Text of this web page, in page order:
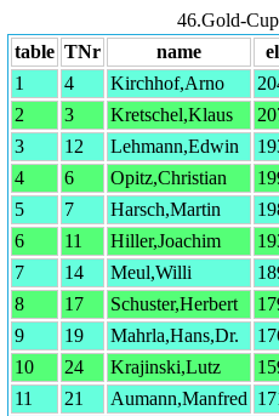
46.Gold-
table TNr name
1
4 Kirchhof,Arno
2
3 Kretschel,Klaus
3
12 Lehmann,Edwin
4
6 Opitz,Christian
5
7 Harsch,Martin
6
11 Hiller,Joachim
7
14 Meul,Willi
8
17 Schuster,Herbert
9
19 Mahrla,Hans,Dr.
10
24 Krajinski,Lutz
11
21 Aumann,Manfred